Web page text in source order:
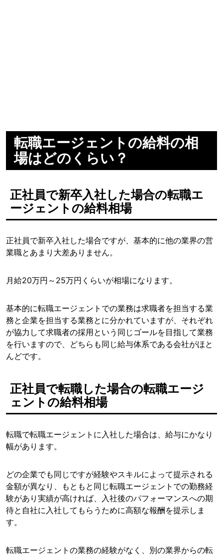
転職エージェントの給料の相
場はどのくらい？
正社員で新卒入社した場合の転職エ
ージェントの給料相場
正社員で新卒入社した場合ですが、基本的に他の業界の営
業職とあまり大差ありません。
月給20万円～25万円くらいが相場になります。
基本的に転職エージェントでの業務は求職者を担当する業
務と企業を担当する業務とに分かれていますが、それぞれ
が協力して求職者の採用という同じゴールを目指して業務
を行いますので、どちらも同じ給与体系である会社がほと
んどです。
正社員で転職した場合の転職エージ
ェントの給料相場
転職で転職エージェントに入社した場合は、給与にかなり
幅があります。
どの企業でも同じですが経験やスキルによって提示される
金額が異なり、もともと同じ転職エージェントでの勤務経
験があり実績が高ければ、入社後のパフォーマンスへの期
待と自社に入社してもらうために高額な報酬を提示しま
す。
転職エージェントの業務の経験がなく、別の業界からの転